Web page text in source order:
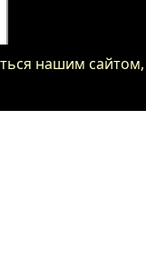
нашим